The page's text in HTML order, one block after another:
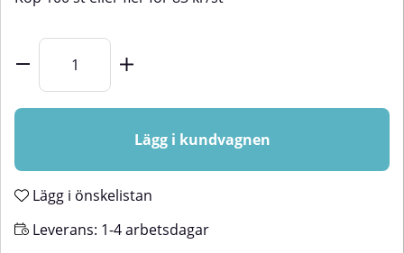
Lägg i kundvagnen
Lägg i önskelistan
Leverans: 1-4 arbetsdagar